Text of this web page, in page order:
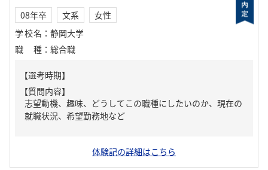
08年卒 文系
女性
学校名 ： 静岡大学
職種 ： 総合職
【質問内容】
志望動機、趣味、どうしてこの職種にしたいのか、現在の
就職状況、希望勤務地など
体験記の詳細はこちら